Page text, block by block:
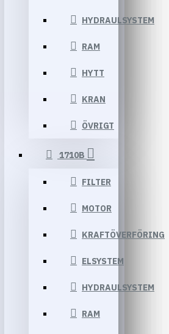
HYDRAULSYSTEM
RAM
HYTT
KRAN
ÖVRIGT
1710B
FILTER
MOTOR
KRAFTÖVERFÖRING
ELSYSTEM
HYDRAULSYSTEM
RAM